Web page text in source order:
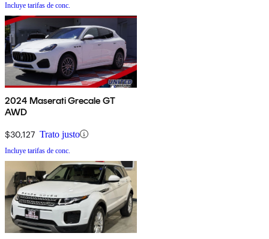
Incluye tarifas de conc.
2024 Maserati Grecale GT
AWD
$30,127 Trato justo
Incluye tarifas de conc.